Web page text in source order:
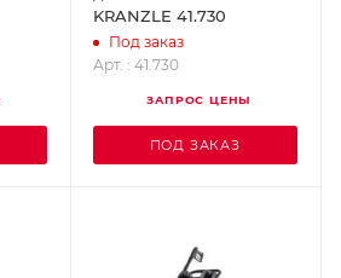
KRANZLE 41.730
Под заказ
Арт. : 41.730
ЗАПРОС ЦЕНЫ
ПОД ЗАКАЗ